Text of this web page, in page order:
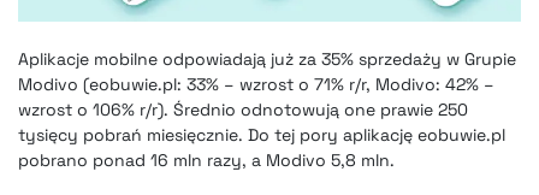
Aplikacje mobilne odpowiadają już za 35% sprzedaży w Grupie
Modivo (eobuwie.pl: 33% – wzrost o 71% r/r, Modivo: 42% –
wzrost o 106% r/r). Średnio odnotowują one prawie 250
tysięcy pobrań miesięcznie. Do tej pory aplikację eobuwie.pl
pobrano ponad 16 mln razy, a Modivo 5,8 mln.